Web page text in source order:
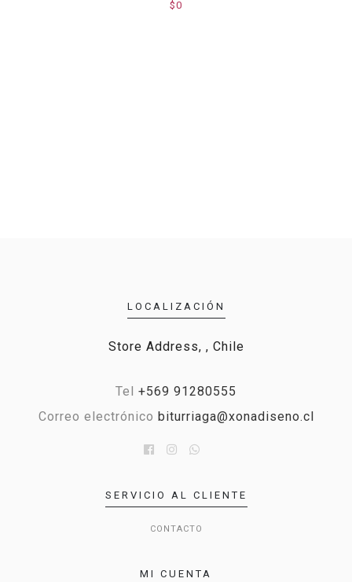
$0
LOCALIZACIÓN
Store Address, , Chile
Tel +569 91280555
Correo electrónico biturriaga@xonadiseno.cl
SERVICIO AL CLIENTE
CONTACTO
MI CUENTA